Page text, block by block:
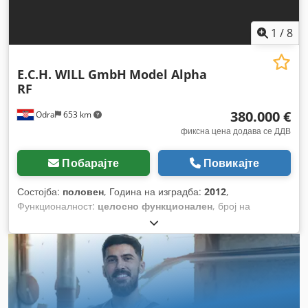
1 /8
Odra 653 km
E.C.H. WILL GmbH Model Alpha
RF
380.000 €
фиксна цена додава се ДДВ
Побарајте Повикајте
Состојба: половен, Година на изградба: 2012,
Функционалност: целосно функционален, број на